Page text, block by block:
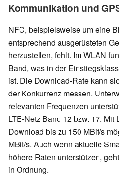
Kommunikation und
NFC, beispielsweise um eine
entsprechend ausgerüsteten
herzustellen, fehlt. Im WLAN
Band, was in der
ist. Die Download-Rate kann
der Konkurrenz messen.
relevanten Frequenzen
LTE-Netz Band 12 bzw. 17. Mit
Download bis zu 150 MBit/s
MBit/s. Auch wenn aktuelle
höhere Raten unterstützen,
in Ordnung.